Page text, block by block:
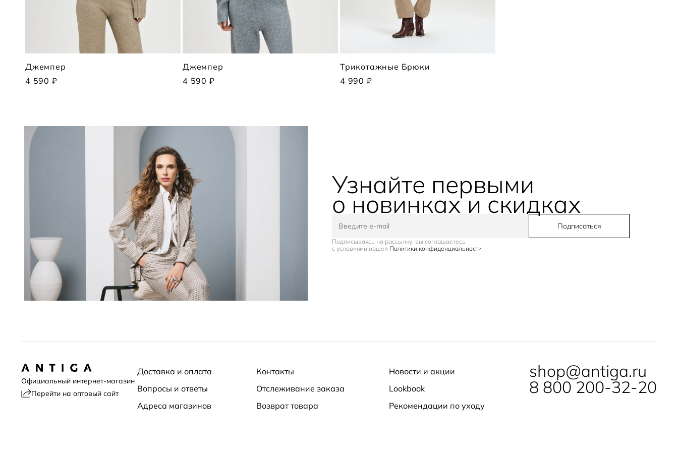
Джемпер
4 590 ₽
Джемпер
4 590 ₽
Трикотажные Брюки
4 990 ₽
Узнайте первыми
о новинках и скидках
Подписаться
Подписываясь на рассылку, вы соглашаетесь
с условиями нашей Политики конфиденциальности
Официальный интернет-магазин
Перейти на оптовый сайт
Доставка и оплата
Вопросы и ответы
Адреса магазинов
Контакты
Отслеживание заказа
Возврат товара
Новости и акции
Lookbook
Рекомендации по уходу
shop@antiga.ru
8 800 200-32-20